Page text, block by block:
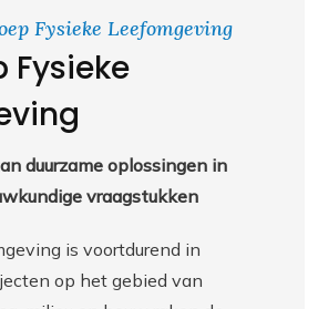
Fysieke Leefomgeving
Fysieke
duurzame oplossingen in
vraagstukken
is voortdurend in
op het gebied van